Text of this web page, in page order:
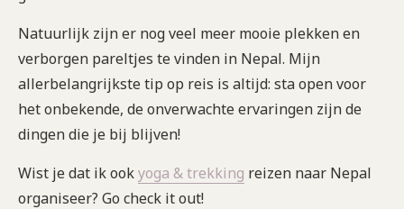
Natuurlijk zijn er nog veel meer mooie plekken en
verborgen pareltjes te vinden in Nepal. Mijn
allerbelangrijkste tip op reis is altijd: sta open voor
het onbekende, de onverwachte ervaringen zijn de
dingen die je bij blijven!
Wist je dat ik ookyoga & trekking reizen naar Nepal
organiseer? Go check it out!